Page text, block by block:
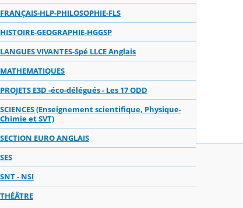
FRANÇAIS-HLP-PHILOSOPHIE-FLS
HISTOIRE-GEOGRAPHIE-HGGSP
LANGUES VIVANTES-Spé LLCE Anglais
MATHEMATIQUES
PROJETS E3D -éco-délégués - Les 17 ODD
SCIENCES (Enseignement scientifique, Physique-
Chimie et SVT)
SECTION EURO ANGLAIS
SES
SNT - NSI
THÉÂTRE